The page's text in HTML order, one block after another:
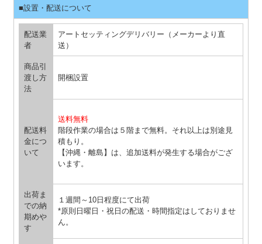
■設置・配送について
配送業
者
アートセッティングデリバリー（メーカーより直
送）
商品引
渡し方
法
開梱設置
配送料
金につ
いて
送料無料
階段作業の場合は５階まで無料。それ以上は別途見
積もり。
【沖縄・離島】は、追加送料が発生する場合がござ
います。
出荷ま
での納
期めや
す
１週間～10日程度にて出荷
*原則日曜日・祝日の配送・時間指定はしておりませ
ん。